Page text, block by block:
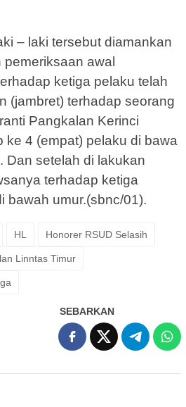
– laki tersebut diamankan
awal
ketiga pelaku telah
(jambret) terhadap seorang
Pangkalan Kerinci
ke 4 (empat) pelaku di bawa
Dan setelah di lakukan
terhadap ketiga
bawah umur.(sbnc/01).
HL Honorer RSUD Selasih
Linntas Timur
SEBARKAN